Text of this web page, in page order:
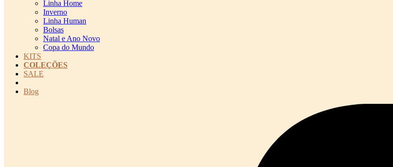
Linha Home
Inverno
Linha Human
Bolsas
Natal e Ano Novo
Copa do Mundo
KITS
COLEÇÕES
SALE
Blog